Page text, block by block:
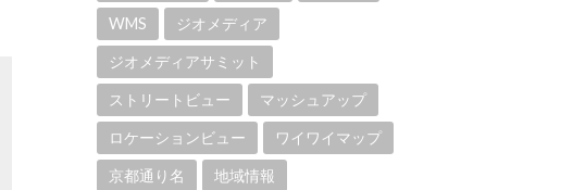
WMS ジオメディア
ジオメディアサミット
ストリートビュー マッシュアップ
ロケーションビュー ワイワイマップ
京都通り名 地域情報